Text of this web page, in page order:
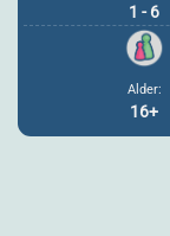
1 - 6
Alder:
16+